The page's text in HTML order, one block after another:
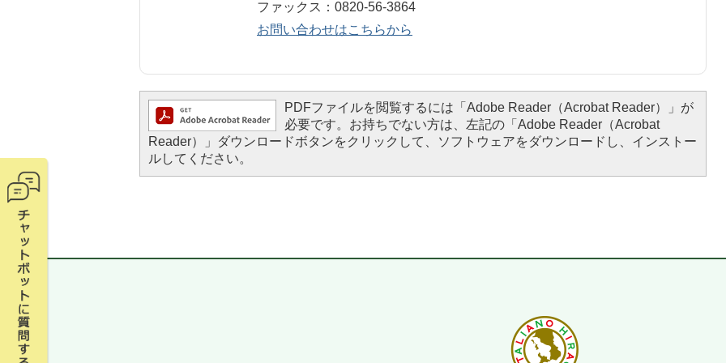
ファックス：0820-56-3864
お問い合わせはこちらから
PDFファイルを閲覧するには「Adobe Reader（Acrobat Reader）」が
必要です。お持ちでない方は、左記の「Adobe Reader（Acrobat
Reader）」ダウンロードボタンをクリックして、ソフトウェアをダウンロードし、インストー
ルしてください。